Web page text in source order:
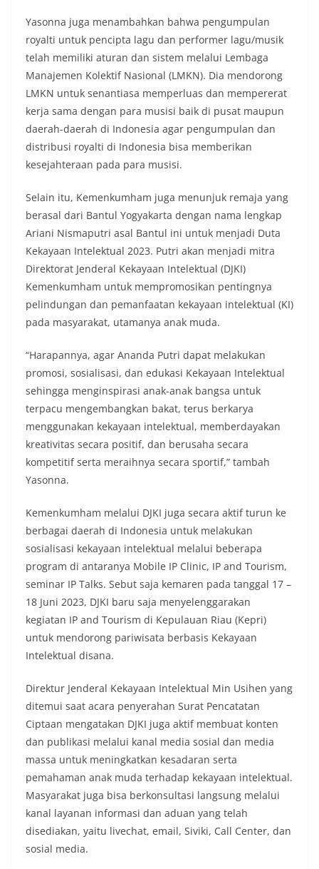
Bhabinkamtibmas di tengah-tengah warga
diharapkan dapat semakin mempererat
hubungan kemitraan antara Polri dan
masyarakat, sekaligus membangun kesadaran
kolektif warga akan pentingnya menjaga
keamanan, ketertiban, dan kekompakan
lingkungan, khususnya dalam menyambut
momentum bersejarah HUT Kemerdekaan
Republik Indonesia.‎Kegiatan sambang ini
rencananya akan terus dilaksanakan secara rutin
oleh Bhabinkamtibmas di wilayah Kelurahan
situasi Kamtibmas yang aman dan kondusif,
sekaligus menumbuhkan semangat nasionalisme
warga dalam menyambut Hari Kemerdekaan RI.
Bhabinkamtibmas Polsek Medan Sunggal
Sambangi Warga Kelurahan Sunggal, Ingatkan
Pemasangan Bendera Merah Putih Jelang HUT
Kemerdekaan RI‎‎Medan, 5 Agustus 2026 — Dalam
rangka menyambut Hari Ulang Tahun
Kemerdekaan Republik Indonesia yang ke-81,
Bhabinkamtibmas Kelurahan Sunggal, Aiptu
sambang Door to Door System (DDS) kepada
warga di wilayah Kelurahan Sunggal, Kecamatan
Medan Sunggal, pada Rabu (05/08/2026).‎‎Kegiatan
tersebut berlangsung sejak pukul 09.00 WIB
hingga selesai, menyasar rumah-rumah warga di
beberapa lingkungan yang ada di kelurahan
tersebut.‎Sambang Langsung ke Rumah
Warga‎Dalam kegiatan ini, Aiptu Muliyadi
Suraukur mendatangi warga secara langsung dari
rumah ke rumah untuk menjalin silaturahmi
kamtibmas. Kehadiran petugas disambut baik
oleh warga, yang sebagian besar tengah bersiap
menyambut momentum HUT Kemerdekaan RI
dengan berbagai persiapan di lingkungan
masing-masing.‎Dalam dialog yang berlangsung
akrab, Bhabinkamtibmas menyapa warga,
menanyakan kondisi keamanan dan kenyamanan
lingkungan tempat tinggal, serta membuka ruang
komunikasi dua arah agar warga dapat
menyampaikan keluhan maupun informasi terkait
situasi kamtibmas di sekitar mereka.‎‎‎Salah satu
poin utama yang disampaikan dalam kegiatan
memasang bendera Merah Putih secara penuh,
bukan setengah tiang, sebagai bentuk
penghormatan dan rasa cinta tanah air
menjelang perayaan HUT Kemerdekaan RI.
Petugas mengingatkan bahwa pemasangan
bendera dengan benar merupakan salah satu
wujud nyata partisipasi masyarakat dalam
memperingati hari bersejarah bangsa
Indonesia.‎‎”Kami mengimbau kepada seluruh
warga agar mulai mempersiapkan dan memasang
bendera Merah Putih di depan rumah masing-
masing secara penuh. Ini adalah bentuk
Yasonna juga menambahkan bahwa pengumpulan
royalti untuk pencipta lagu dan performer lagu/musik
telah memiliki aturan dan sistem melalui Lembaga
Manajemen Kolektif Nasional (LMKN). Dia mendorong
LMKN untuk senantiasa memperluas dan mempererat
kerja sama dengan para musisi baik di pusat maupun
daerah-daerah di Indonesia agar pengumpulan dan
distribusi royalti di Indonesia bisa memberikan
kesejahteraan pada para musisi.
Selain itu, Kemenkumham juga menunjuk remaja yang
berasal dari Bantul Yogyakarta dengan nama lengkap
Ariani Nismaputri asal Bantul ini untuk menjadi Duta
Kekayaan Intelektual 2023. Putri akan menjadi mitra
Direktorat Jenderal Kekayaan Intelektual (DJKI)
Kemenkumham untuk mempromosikan pentingnya
pelindungan dan pemanfaatan kekayaan intelektual (KI)
pada masyarakat, utamanya anak muda.
“Harapannya, agar Ananda Putri dapat melakukan
promosi, sosialisasi, dan edukasi Kekayaan Intelektual
sehingga menginspirasi anak-anak bangsa untuk
terpacu mengembangkan bakat, terus berkarya
menggunakan kekayaan intelektual, memberdayakan
kreativitas secara positif, dan berusaha secara
kompetitif serta meraihnya secara sportif,” tambah
Yasonna.
Kemenkumham melalui DJKI juga secara aktif turun ke
berbagai daerah di Indonesia untuk melakukan
sosialisasi kekayaan intelektual melalui beberapa
program di antaranya Mobile IP Clinic, IP and Tourism,
seminar IP Talks. Sebut saja kemaren pada tanggal 17 –
18 Juni 2023, DJKI baru saja menyelenggarakan
kegiatan IP and Tourism di Kepulauan Riau (Kepri)
untuk mendorong pariwisata berbasis Kekayaan
Intelektual disana.
Direktur Jenderal Kekayaan Intelektual Min Usihen yang
ditemui saat acara penyerahan Surat Pencatatan
Ciptaan mengatakan DJKI juga aktif membuat konten
dan publikasi melalui kanal media sosial dan media
massa untuk meningkatkan kesadaran serta
pemahaman anak muda terhadap kekayaan intelektual.
Masyarakat juga bisa berkonsultasi langsung melalui
kanal layanan informasi dan aduan yang telah
disediakan, yaitu livechat, email, Siviki, Call Center, dan
sosial media.